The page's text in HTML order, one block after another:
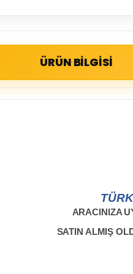
ÜRÜN BİLGİSİ
ARACINIZA
SATIN ALMIŞ